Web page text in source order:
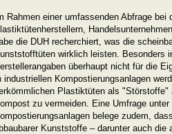
Rahmen einer umfassenden Abfrage
die DUH recherchiert, was die
wirklich leisten. Besonders
überhaupt nicht für die
industriellen Kompostierungsanlagen
Plastiktüten als
zu vermeiden. Eine Umfrage
belege zudem,
Kunststoffe – darunter auch die